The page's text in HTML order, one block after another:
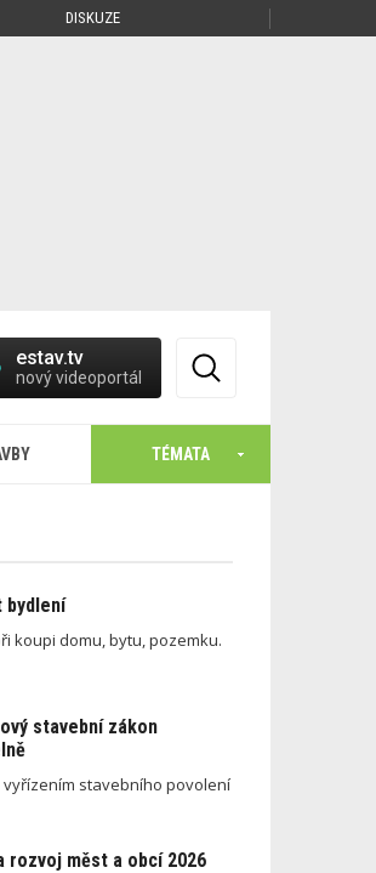
DISKUZE
estav.tv
nový videoportál
TÉMATA
bydlení
koupi domu, bytu, pozemku.
stavební zákon
vyřízením stavebního povolení
rozvoj měst a obcí 2026